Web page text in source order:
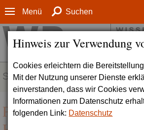
Hinweis zur Verwendung
Cookies erleichtern die
Mit der Nutzung unserer Dienste
einverstanden, dass wir Cookies
Informationen zum Datenschutz
folgenden Link: Datenschutz
Menü Suchen
SERVICE
Perspektiven für die